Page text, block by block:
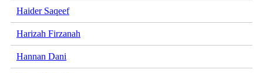
Haider Saqeef
Harizah Firzanah
Hannan Dani